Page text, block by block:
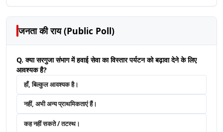
जनता की राय (Public Poll)
Q. क्या सरगुजा संभाग में हवाई सेवा का विस्तार पर्यटन को बढ़ावा देने के लिए
आवश्यक है?
हाँ, बिल्कुल आवश्यक है।
नहीं, अभी अन्य प्राथमिकताएं हैं।
कह नहीं सकते / तटस्थ।